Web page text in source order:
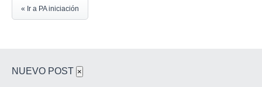
« Ir a PA iniciación
NUEVO POST ×